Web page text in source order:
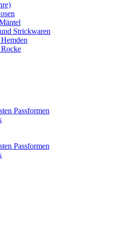
Strickwaren
Passformen
Passformen